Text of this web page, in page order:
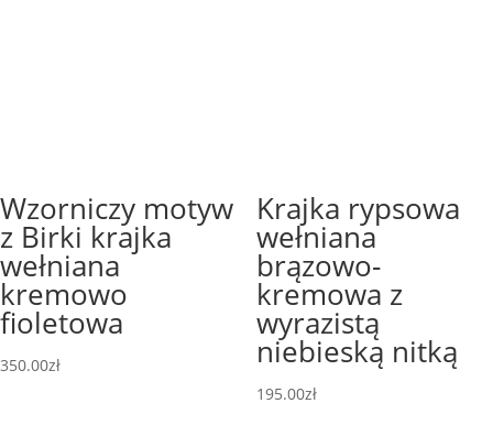
Wzorniczy motyw
z Birki krajka
wełniana
kremowo
fioletowa
350.00zł
Krajka rypsowa
wełniana
brązowo-
kremowa z
wyrazistą
niebieską nitką
195.00zł